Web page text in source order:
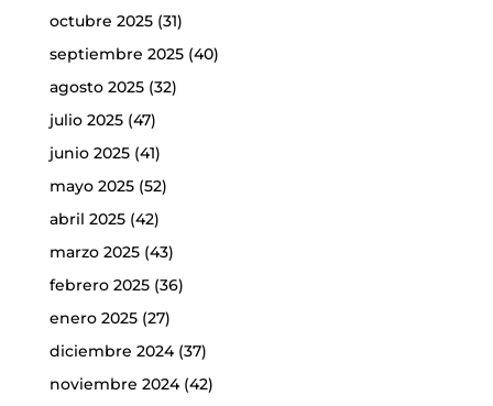
octubre 2025(31)
septiembre 2025(40)
agosto 2025(32)
julio 2025(47)
junio 2025(41)
mayo 2025(52)
abril 2025(42)
marzo 2025(43)
febrero 2025(36)
enero 2025(27)
diciembre 2024(37)
noviembre 2024(42)